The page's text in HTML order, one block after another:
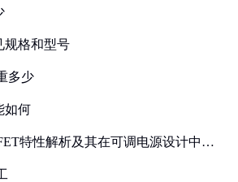
规格和型号
多少
如何
特性解析及其在可调电源设计中的